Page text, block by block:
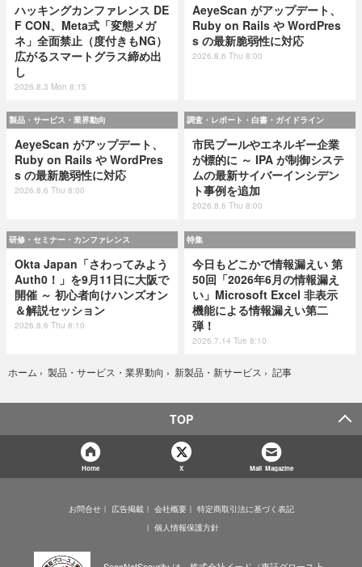
ハッキングカンファレンス DE
F CON、Meta式「変態メガ
ネ」全面禁止（度付きもNG）
広がるスマートグラス締め出
し
2026.8.3 Mon 8:15
AeyeScan がアップデート、
Ruby on Rails や WordPres
s の最新脆弱性に対応
2026.8.6 Thu 8:00
製品・サービス・業界動向
AeyeScan がアップデート、
Ruby on Rails や WordPres
s の最新脆弱性に対応
2026.8.6 Thu 8:00
調査・レポート・白書・ガイドライン
市民プールやエネルギー企業
が標的に ～ IPA が制御システ
ムの最新サイバーインシデン
ト事例を追加
2026.8.6 Thu 8:00
研修・セミナー・カンファレンス
Okta Japan「さわってみよう
Auth0！」を9月11日に大阪で
開催 ～ 初心者向けハンズオン
＆解説セッション
2026.8.6 Thu 8:10
特集
今日もどこかで情報漏えい 第
50回「2026年6月の情報漏え
い」Microsoft Excel 非表示
機能による情報漏えい第二
弾！
2026.7.14 Tue 8:10
ホーム › 製品・サービス・業界動向 › 新製品・新サービス › 記事
TOP
Home X Mail Magazine
お問合せ 広告掲載 会社概要
特定商取引法に基づく表記
個人情報保護方針